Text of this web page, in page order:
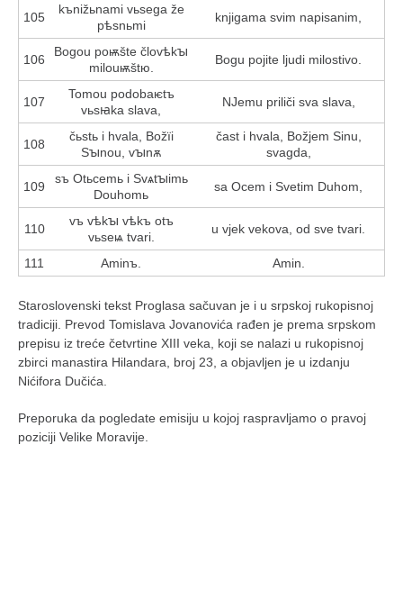
105
kъnižьnami vьsega že
pѣsnьmi
knjigama svim napisanim,
106
Bogou poѭšte človѣkꙑ
milouѭštю.
Bogu pojite ljudi milostivo.
107
Tomou podobaѥtъ
vьsꙗka slava,
NJemu priliči sva slava,
108
čьstь i hvala, Božїi
Sꙑnou, vꙑnѫ
čast i hvala, Božjem Sinu,
svagda,
109
sъ Otьcemь i Svѧtꙑimь
Douhomь
sa Ocem i Svetim Duhom,
110
vъ vѣkꙑ vѣkъ otъ
vьseѩ tvari.
u vjek vekova, od sve tvari.
111 Aminъ. Amin.
Staroslovenski tekst Proglasa sačuvan je i u srpskoj rukopisnoj
tradiciji. Prevod Tomislava Jovanovića rađen je prema srpskom
prepisu iz treće četvrtine XIII veka, koji se nalazi u rukopisnoj
zbirci manastira Hilandara, broj 23, a objavljen je u izdanju
Nićifora Dučića.
Preporuka da pogledate emisiju u kojoj raspravljamo o pravoj
poziciji Velike Moravije.